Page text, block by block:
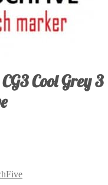
Cool Grey 3